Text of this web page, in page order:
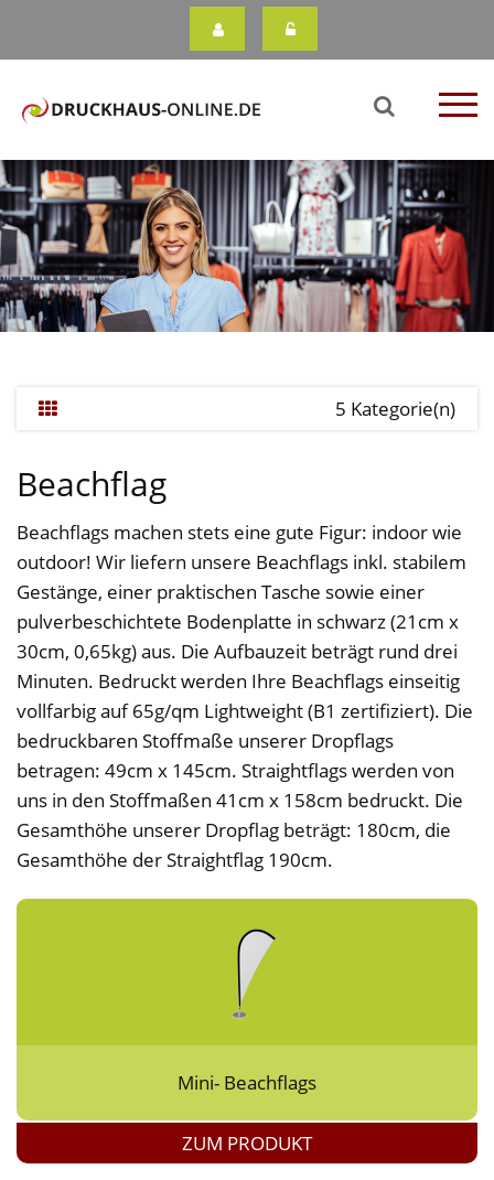
5 Kategorie(n)
Beachflag
Beachflags machen stets eine gute Figur: indoor wie
outdoor! Wir liefern unsere Beachflags inkl. stabilem
Gestänge, einer praktischen Tasche sowie einer
pulverbeschichtete Bodenplatte in schwarz (21cm x
30cm, 0,65kg) aus. Die Aufbauzeit beträgt rund drei
Minuten. Bedruckt werden Ihre Beachflags einseitig
vollfarbig auf 65g/qm Lightweight (B1 zertifiziert). Die
bedruckbaren Stoffmaße unserer Dropflags
betragen: 49cm x 145cm. Straightflags werden von
uns in den Stoffmaßen 41cm x 158cm bedruckt. Die
Gesamthöhe unserer Dropflag beträgt: 180cm, die
Gesamthöhe der Straightflag 190cm.
Mini- Beachflags
ZUM PRODUKT